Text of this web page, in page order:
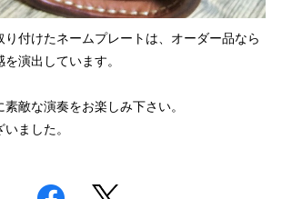
り付けたネームプレートは、オーダー品なら
演出しています。
敵な演奏をお楽しみ下さい。
ました。